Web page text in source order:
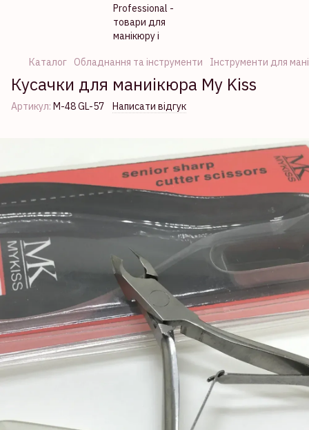
Каталог Обладнання та інструменти Інструменти для
Кусачки для маниікюра My Kiss
Артикул: М-48 GL-57 Написати відгук